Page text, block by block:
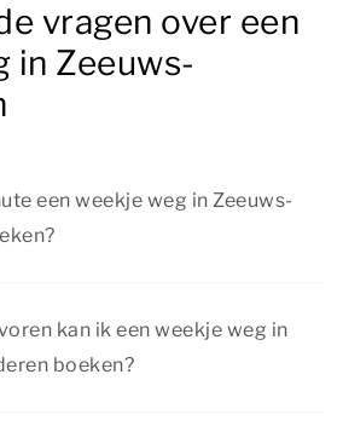
vragen over een
in Zeeuws-
een weekje weg in Zeeuws-
kan ik een weekje weg in
boeken?